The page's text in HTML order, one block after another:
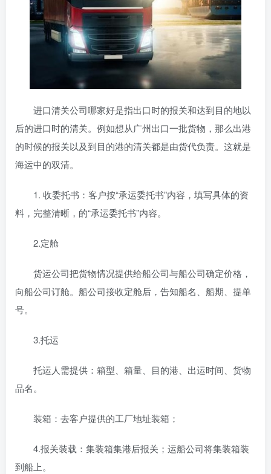
进口清关公司哪家好是指出口时的报关和达到目的地以
后的进口时的清关。例如想从广州出口一批货物，那么出港
的时候的报关以及到目的港的清关都是由货代负责。这就是
海运中的双清。
1. 收委托书：客户按“承运委托书”内容，填写具体的资
料，完整清晰，的“承运委托书”内容。
2.定舱
货运公司把货物情况提供给船公司与船公司确定价格，
向船公司订舱。船公司接收定舱后，告知船名、船期、提单
号。
3.托运
托运人需提供：箱型、箱量、目的港、出运时间、货物
品名。
装箱：去客户提供的工厂地址装箱；
4.报关装载：集装箱集港后报关；运船公司将集装箱装
到船上。